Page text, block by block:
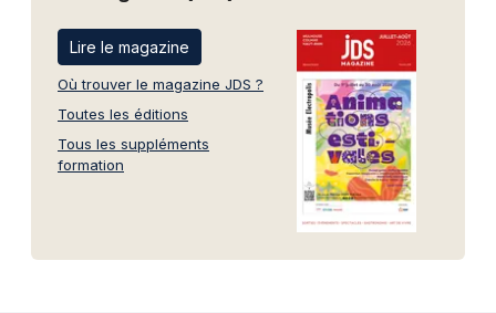
Lire le magazine
Où trouver le magazine JDS ?
Toutes les éditions
Tous les suppléments
formation